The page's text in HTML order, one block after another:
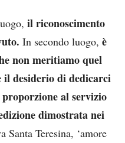
il riconoscimento
In secondo luogo, è
non meritiamo quel
il desiderio di dedicarci
al servizio
dimostrata nei
Santa Teresina, ‘amore